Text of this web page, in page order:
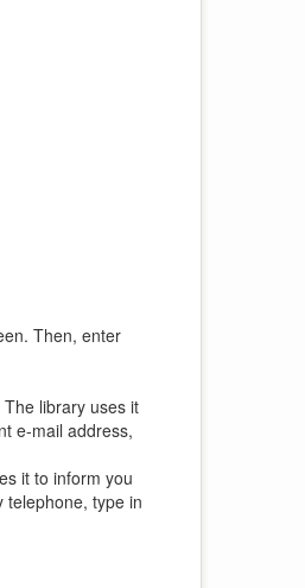
Then, enter
library uses it
e-mail address,
it to inform you
telephone, type in